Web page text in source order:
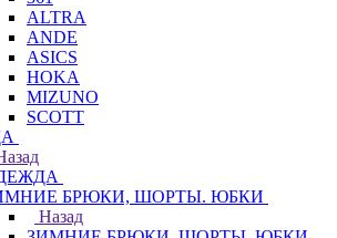
ALTRA
ANDE
ASICS
HOKA
MIZUNO
SCOTT
БРЮКИ, ШОРТЫ. ЮБКИ
Назад